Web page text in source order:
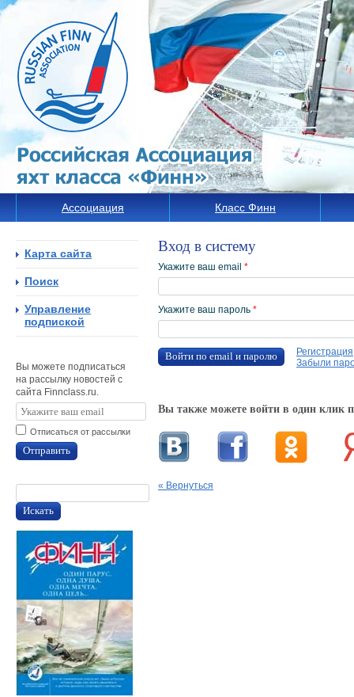
Ассоциация Класс Финн
Вход в систему
Укажите ваш email *
Укажите ваш пароль *
Войти по email и паролю
Регистрация
Забыли
Вы также можете войти в один клик
« Вернуться
Карта сайта
Поиск
Управление
подпиской
Вы можете подписаться
на рассылку новостей с
сайта Finnclass.ru.
Отписаться от рассылки
Отправить
Искать